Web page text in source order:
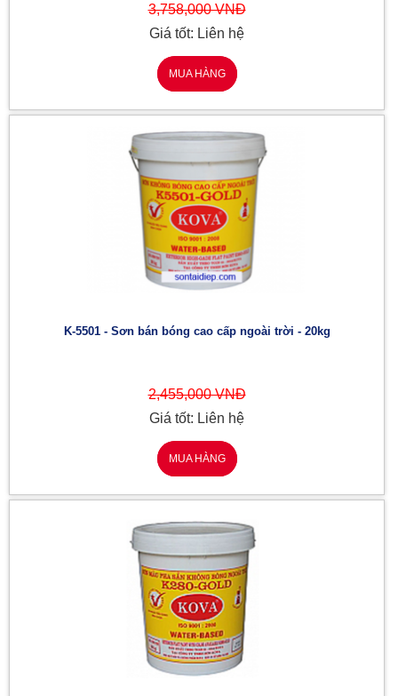
3,758,000 VNĐ
Giá tốt: Liên hệ
MUA HÀNG
K-5501 - Sơn bán bóng cao cấp ngoài trời - 20kg
2,455,000 VNĐ
Giá tốt: Liên hệ
MUA HÀNG